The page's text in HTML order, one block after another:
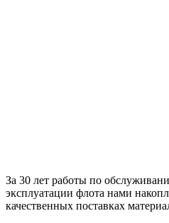
За 30 лет работы по
эксплуатации флота нами
качественных поставках